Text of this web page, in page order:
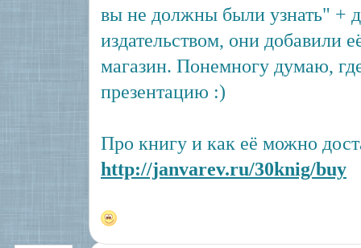
вы не должны были узнать" +
издательством, они добавили
магазин. Понемногу думаю,
презентацию :)
Про книгу и как её можно
http://janvarev.ru/30knig/buy